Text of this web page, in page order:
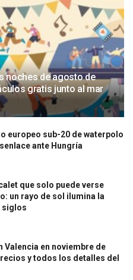
noches de agosto de
gratis junto al mar
europeo sub-20 de waterpolo
ante Hungría
que solo puede verse
un rayo de sol ilumina la
siglos
Valencia en noviembre de
y todos los detalles del